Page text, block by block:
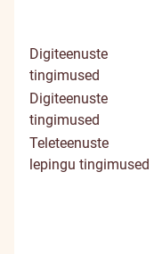
pealkiri
Digiteenuste
tingimused
Digiteenuste
tingimused
Teleteenuste
lepingu tingimused